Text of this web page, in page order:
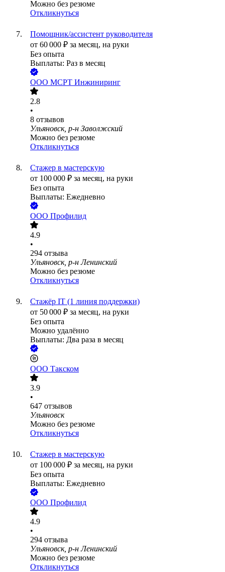
Можно без резюме
Откликнуться
Помощник/ассистент руководителя
от 60 000 ₽ за месяц, на руки
Без опыта
Выплаты: Раз в месяц
ООО МСРТ Инжиниринг
2.8
•
8 отзывов
Ульяновск, р-н Заволжский
Можно без резюме
Откликнуться
Стажер в мастерскую
от 100 000 ₽ за месяц, на руки
Без опыта
Выплаты: Ежедневно
ООО Профилид
4.9
•
294 отзыва
Ульяновск, р-н Ленинский
Можно без резюме
Откликнуться
Стажёр IT (1 линия поддержки)
от 50 000 ₽ за месяц, на руки
Без опыта
Можно удалённо
Выплаты: Два раза в месяц
ООО Такском
3.9
•
647 отзывов
Ульяновск
Можно без резюме
Откликнуться
Стажер в мастерскую
от 100 000 ₽ за месяц, на руки
Без опыта
Выплаты: Ежедневно
ООО Профилид
4.9
•
294 отзыва
Ульяновск, р-н Ленинский
Можно без резюме
Откликнуться